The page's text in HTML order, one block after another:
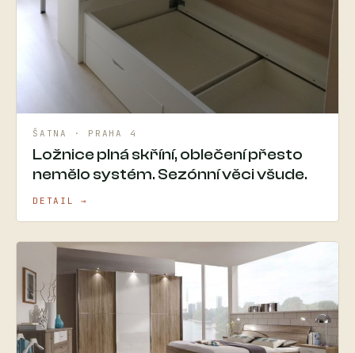
ŠATNA · PRAHA 4
Ložnice plná skříní, oblečení přesto
nemělo systém. Sezónní věci všude.
DETAIL →